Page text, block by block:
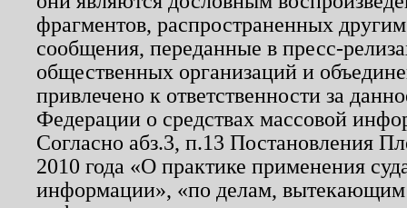
фрагментов, распространенных
сообщения, переданные в пресс-
общественных организаций и
привлечено к ответственности за
Федерации о средствах массовой
Согласно абз.3, п.13 Постановления
2010 года «О практике применения
информации», «по делам, вытекающим